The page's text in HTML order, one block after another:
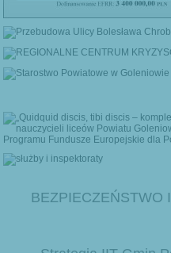
BEZPIECZEŃSTWO